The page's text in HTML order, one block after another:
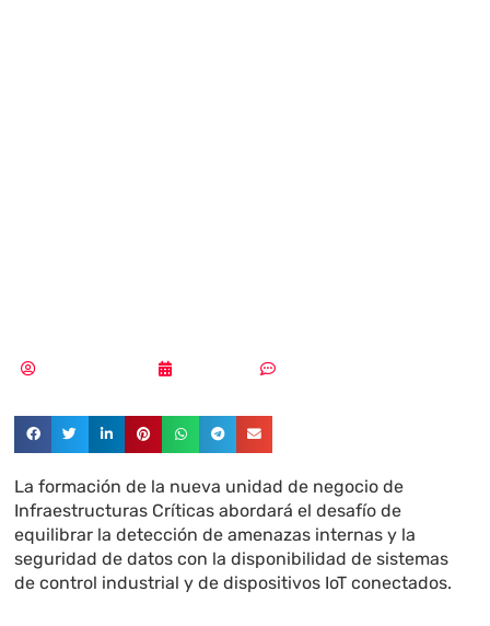
La formación de la nueva unidad de negocio de
Infraestructuras Críticas abordará el desafío de
equilibrar la detección de amenazas internas y la
seguridad de datos con la disponibilidad de sistemas
de control industrial y de dispositivos IoT conectados.